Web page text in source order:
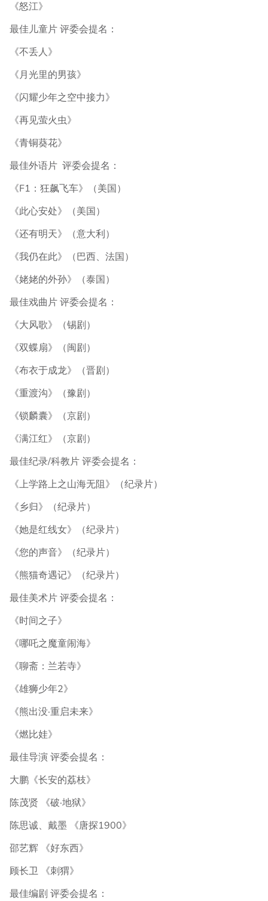
《怒江》
最佳儿童片 评委会提名：
《不丢人》
《月光里的男孩》
《闪耀少年之空中接力》
《再见萤火虫》
《青铜葵花》
最佳外语片 评委会提名：
《F1：狂飙飞车》（美国）
《此心安处》（美国）
《还有明天》（意大利）
《我仍在此》（巴西、法国）
《姥姥的外孙》（泰国）
最佳戏曲片 评委会提名：
《大风歌》（锡剧）
《双蝶扇》（闽剧）
《布衣于成龙》（晋剧）
《重渡沟》（豫剧）
《锁麟囊》（京剧）
《满江红》（京剧）
最佳纪录/科教片 评委会提名：
《上学路上之山海无阻》（纪录片）
《乡归》（纪录片）
《她是红线女》（纪录片）
《您的声音》（纪录片）
《熊猫奇遇记》（纪录片）
最佳美术片 评委会提名：
《时间之子》
《哪吒之魔童闹海》
《聊斋：兰若寺》
《雄狮少年2》
《熊出没·重启未来》
《燃比娃》
最佳导演 评委会提名：
大鹏《长安的荔枝》
陈茂贤 《破·地狱》
陈思诚、戴墨 《唐探1900》
邵艺辉 《好东西》
顾长卫 《刺猬》
最佳编剧 评委会提名：